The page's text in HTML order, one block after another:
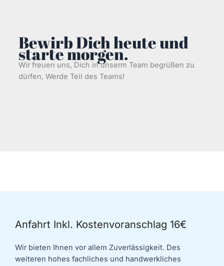
Bewirb Dich heute und
starte morgen.
Wir freuen uns, Dich in unserm Team begrüßen zu
dürfen, Werde Teil des Teams!
Anfahrt Inkl. Kostenvoranschlag 16€
Wir bieten Ihnen vor allem Zuverlässigkeit. Des
weiteren hohes fachliches und handwerkliches